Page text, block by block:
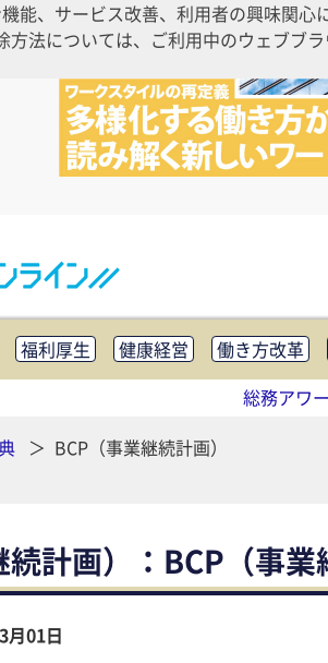
能、サービス改善、利用者の興味関
法については、ご利用中のウェブブ
福利厚生 健康経営 働き方改革
メント・BCP 社外・社内広報 社
助成金・補助金・コス
総務アワ
BCP（事業継続計画）
計画）：BCP（事業
月01日